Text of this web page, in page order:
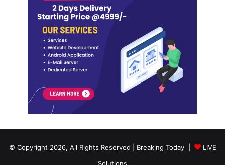
© Copyright 2026, All Rights Reserved | Breaking Today |
LIVE
Solutions